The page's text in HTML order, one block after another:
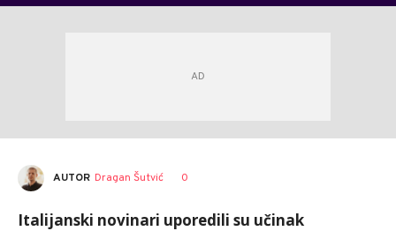
AUTOR Dragan Šutvić 0
Italijanski novinari uporedili su učinak